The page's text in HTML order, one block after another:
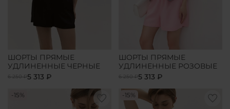
ШОРТЫ ПРЯМЫЕ
УДЛИНЕННЫЕ ЧЕРНЫЕ
6 250 ₽5 313 ₽
ШОРТЫ ПРЯМЫЕ
УДЛИНЕННЫЕ РОЗОВЫЕ
6 250 ₽5 313 ₽
-15% -15%